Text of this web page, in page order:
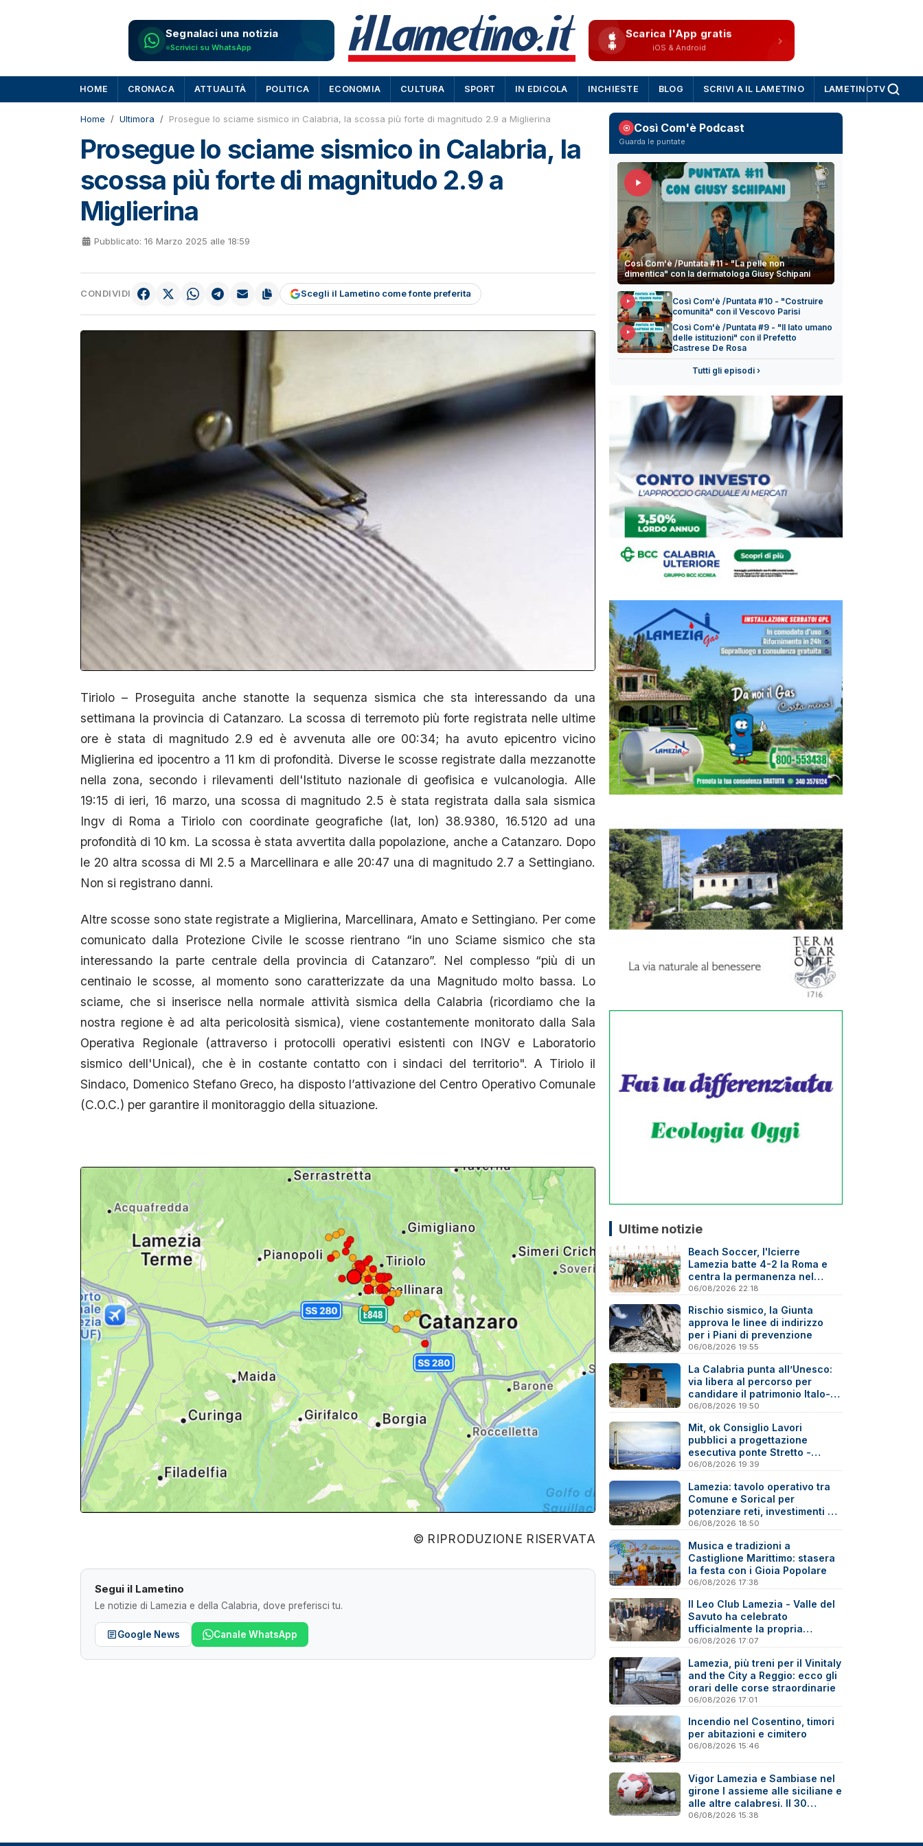
Segnalaci una notizia
Scrivici su WhatsApp
Scarica l'App gratis
iOS & Android
HOME CRONACA ATTUALITÀ POLITICA ECONOMIA CULTURA SPORT IN EDICOLA INCHIESTE BLOG SCRIVI A IL LAMETINO LAMETINOTV
Home Ultimora Prosegue lo sciame sismico in Calabria, la scossa più forte di magnitudo 2.9 a Miglierina
Prosegue lo sciame sismico in Calabria, la
scossa più forte di magnitudo 2.9 a
Miglierina
Pubblicato: 16 Marzo 2025 alle 18:59
CONDIVIDI Scegli il Lametino come fonte preferita
Tiriolo – Proseguita anche stanotte la sequenza sismica che sta interessando da una
settimana la provincia di Catanzaro. La scossa di terremoto più forte registrata nelle ultime
ore è stata di magnitudo 2.9 ed è avvenuta alle ore 00:34; ha avuto epicentro vicino
Miglierina ed ipocentro a 11 km di profondità. Diverse le scosse registrate dalla mezzanotte
nella zona, secondo i rilevamenti dell'Istituto nazionale di geofisica e vulcanologia. Alle
19:15 di ieri, 16 marzo, una scossa di magnitudo 2.5 è stata registrata dalla sala sismica
Ingv di Roma a Tiriolo con coordinate geografiche (lat, lon) 38.9380, 16.5120 ad una
profondità di 10 km. La scossa è stata avvertita dalla popolazione, anche a Catanzaro. Dopo
le 20 altra scossa di Ml 2.5 a Marcellinara e alle 20:47 una di magnitudo 2.7 a Settingiano.
Non si registrano danni.
Altre scosse sono state registrate a Miglierina, Marcellinara, Amato e Settingiano. Per come
comunicato dalla Protezione Civile le scosse rientrano “in uno Sciame sismico che sta
interessando la parte centrale della provincia di Catanzaro”. Nel complesso “più di un
centinaio le scosse, al momento sono caratterizzate da una Magnitudo molto bassa. Lo
sciame, che si inserisce nella normale attività sismica della Calabria (ricordiamo che la
nostra regione è ad alta pericolosità sismica), viene costantemente monitorato dalla Sala
Operativa Regionale (attraverso i protocolli operativi esistenti con INGV e Laboratorio
sismico dell'Unical), che è in costante contatto con i sindaci del territorio". A Tiriolo il
Sindaco, Domenico Stefano Greco, ha disposto l’attivazione del Centro Operativo Comunale
(C.O.C.) per garantire il monitoraggio della situazione.
© RIPRODUZIONE RISERVATA
Segui il Lametino
Le notizie di Lamezia e della Calabria, dove preferisci tu.
Google News Canale WhatsApp
Così Com'è Podcast
Guarda le puntate
Così Com'è /Puntata #11 - "La pelle non
dimentica" con la dermatologa Giusy Schipani
Così Com'è /Puntata #10 - "Costruire
comunità" con il Vescovo Parisi
Così Com'è /Puntata #9 - "Il lato umano
delle istituzioni" con il Prefetto
Castrese De Rosa
Tutti gli episodi ›
Ultime notizie
Beach Soccer, l'Icierre
Lamezia batte 4-2 la Roma e
centra la permanenza nel
massimo torneo nazionale
06/08/2026 22:18
Rischio sismico, la Giunta
approva le linee di indirizzo
per i Piani di prevenzione
06/08/2026 19:55
La Calabria punta all’Unesco:
via libera al percorso per
candidare il patrimonio Italo-
Greco medievale
06/08/2026 19:50
Mit, ok Consiglio Lavori
pubblici a progettazione
esecutiva ponte Stretto -
Reazioni
06/08/2026 19:39
Lamezia: tavolo operativo tra
Comune e Sorical per
potenziare reti, investimenti e
manutenzione
06/08/2026 18:50
Musica e tradizioni a
Castiglione Marittimo: stasera
la festa con i Gioia Popolare
06/08/2026 17:38
Il Leo Club Lamezia - Valle del
Savuto ha celebrato
ufficialmente la propria
riattivazione
06/08/2026 17:07
Lamezia, più treni per il Vinitaly
and the City a Reggio: ecco gli
orari delle corse straordinarie
06/08/2026 17:01
Incendio nel Cosentino, timori
per abitazioni e cimitero
06/08/2026 15:46
Vigor Lamezia e Sambiase nel
girone I assieme alle siciliane e
alle altre calabresi. Il 30
agosto stracittadina di Coppa
06/08/2026 15:38